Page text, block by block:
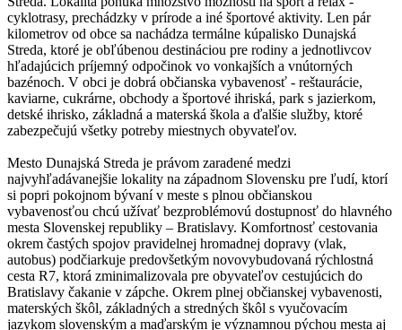
cyklotrasy, prechádzky v prírode a iné športové aktivity. Len pár
kilometrov od obce sa nachádza termálne kúpalisko Dunajská
Streda, ktoré je obľúbenou destináciou pre rodiny a jednotlivcov
hľadajúcich príjemný odpočinok vo vonkajších a vnútorných
bazénoch. V obci je dobrá občianska vybavenosť - reštaurácie,
kaviarne, cukrárne, obchody a športové ihriská, park s jazierkom,
detské ihrisko, základná a materská škola a ďalšie služby, ktoré
zabezpečujú všetky potreby miestnych obyvateľov.
Mesto Dunajská Streda je právom zaradené medzi
najvyhľadávanejšie lokality na západnom Slovensku pre ľudí, ktorí
si popri pokojnom bývaní v meste s plnou občianskou
vybavenosťou chcú užívať bezproblémovú dostupnosť do hlavného
mesta Slovenskej republiky – Bratislavy. Komfortnosť cestovania
okrem častých spojov pravidelnej hromadnej dopravy (vlak,
autobus) podčiarkuje predovšetkým novovybudovaná rýchlostná
cesta R7, ktorá zminimalizovala pre obyvateľov cestujúcich do
Bratislavy čakanie v zápche. Okrem plnej občianskej vybavenosti,
materských škôl, základných a stredných škôl s vyučovacím
jazykom slovenským a maďarským je významnou pýchou mesta aj